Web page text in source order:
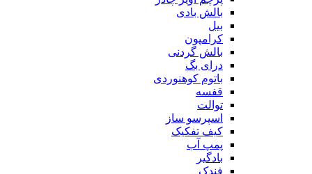
بالش بادی
بیل
کرامپون
بالش گردنی
درای بگ
باتوم کوهنوردی
قفسه
توالت
اسپرسو ساز
کیف تفکیک
پمپ آب
بادگیر
فندک